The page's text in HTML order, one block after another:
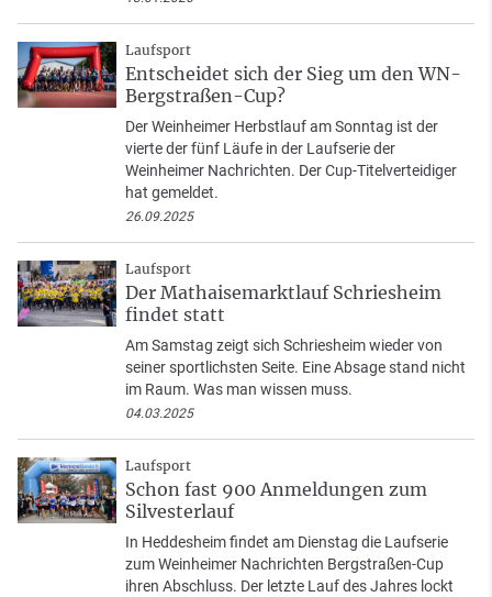
Laufsport
Entscheidet sich der Sieg um den WN-
Bergstraßen-Cup?
Der Weinheimer Herbstlauf am Sonntag ist der
vierte der fünf Läufe in der Laufserie der
Weinheimer Nachrichten. Der Cup-Titelverteidiger
hat gemeldet.
26.09.2025
Laufsport
Der Mathaisemarktlauf Schriesheim
findet statt
Am Samstag zeigt sich Schriesheim wieder von
seiner sportlichsten Seite. Eine Absage stand nicht
im Raum. Was man wissen muss.
04.03.2025
Laufsport
Schon fast 900 Anmeldungen zum
Silvesterlauf
In Heddesheim findet am Dienstag die Laufserie
zum Weinheimer Nachrichten Bergstraßen-Cup
ihren Abschluss. Der letzte Lauf des Jahres lockt